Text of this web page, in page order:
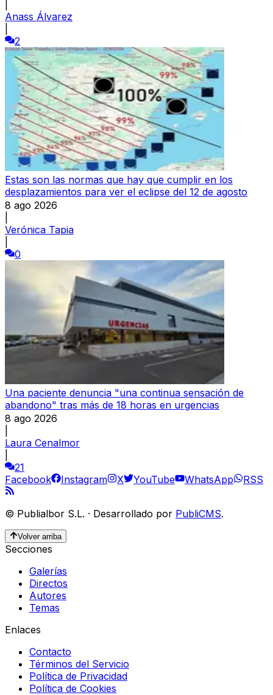
Anass Álvarez
2
Estas son las normas que hay que cumplir en los
desplazamientos para ver el eclipse del 12 de agosto
8 ago 2026
Verónica Tapia
0
Una paciente denuncia "una continua sensación de
abandono" tras más de 18 horas en urgencias
8 ago 2026
Laura Cenalmor
21
Facebook
Instagram X YouTube WhatsApp RSS
© Publialbor S.L. · Desarrollado por PubliCMS.
Volver arriba
Secciones
Galerías
Directos
Autores
Temas
Enlaces
Contacto
Términos del Servicio
Política de Privacidad
Política de Cookies